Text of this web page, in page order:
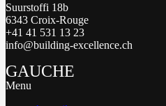
Suurstoffi 18b
6343 Croix-Rouge
+41 41 531 13 23
info@building-excellence.ch
GAUCHE
Menu